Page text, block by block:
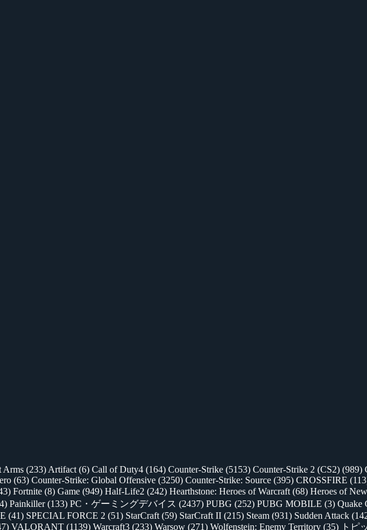
Arms (233) Artifact (6) Call of Duty4 (164) Counter-Strike (5153) Counter-Strike 2 (CS2) (989)
(63) Counter-Strike: Global Offensive (3250) Counter-Strike: Source (395) CROSSFIRE
Fortnite (8) Game (949) Half-Life2 (242) Hearthstone: Heroes of Warcraft (68) Heroes of
Painkiller(133) PC・ゲーミングデバイス (2437) PUBG (252) PUBG MOBILE (3) Quake
(41) SPECIAL FORCE 2 (51) StarCraft (59) StarCraft II (215) Steam (931) Sudden Attack
VALORANT (1139) Warcraft3 (233) Warsow (271) Wolfenstein: Enemy Territory (35) トピ